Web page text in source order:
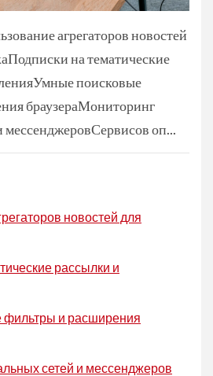
агрегаторов новостей
на тематические
поисковые
браузераМониторинг
мессенджеровСервисов оп...
новостей для
рассылки и
и расширения
сетей и мессенджеров